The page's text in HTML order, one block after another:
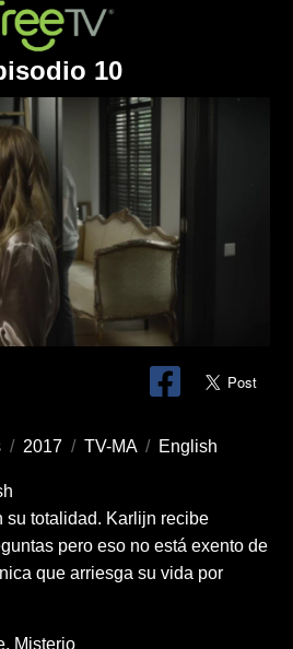
10
/ 2017 / TV-MA / English
su totalidad. Karlijn recibe
pero eso no está exento de
que arriesga su vida por
Misterio